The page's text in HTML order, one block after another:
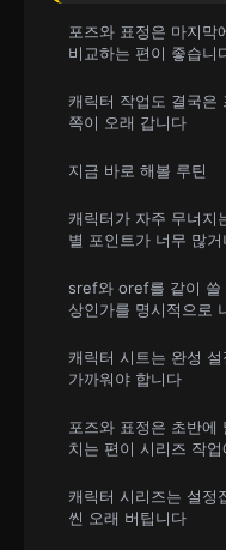
포즈와 표정은 마지막
비교하는 편이 좋습니
캐릭터 작업도 결국은
쪽이 오래 갑니다
지금 바로 해볼 루틴
캐릭터가 자주 무너지
별 포인트가 너무 많
sref와 oref를 같이 쓸
상인가를 명시적으로
캐릭터 시트는 완성
가까워야 합니다
포즈와 표정은 초반에
치는 편이 시리즈 작
캐릭터 시리즈는 설정
씬 오래 버팁니다